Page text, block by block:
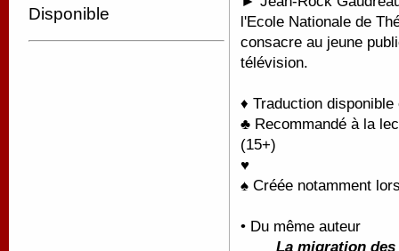
Disponible
l'Ecole Nationale de
consacre au jeune
télévision.
♦ Traduction
♣ Recommandé à la
(15+)
♥
♠ Créée notamment
• Du même auteur
La migration